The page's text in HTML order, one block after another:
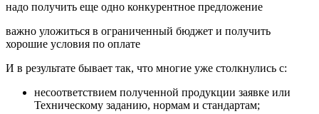
надо получить еще одно конкурентное предложение
важно уложиться в ограниченный бюджет и получить
хорошие условия по оплате
И в результате бывает так, что многие уже столкнулись с:
несоответствием полученной продукции заявке или
Техническому заданию, нормам и стандартам;